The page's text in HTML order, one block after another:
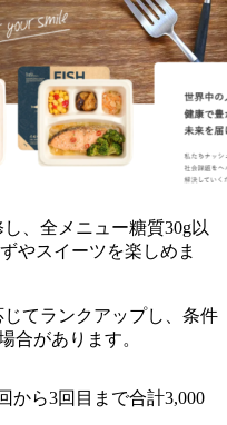
、全メニュー糖質30g以
やスイーツを楽しめま
てランクアップし、条件
合があります。
から3回目まで合計3,000